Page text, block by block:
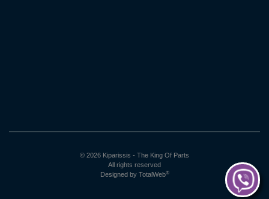
© 2026 Kiparissis - The King Of Parts
All rights reserved
Designed by TotalWeb®